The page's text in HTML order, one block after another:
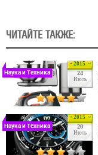
ЧИТАЙТЕ ТАКЖЕ:
2015
24
Июль
Наука и Техника
2015
20
Июль
Наука и Техника